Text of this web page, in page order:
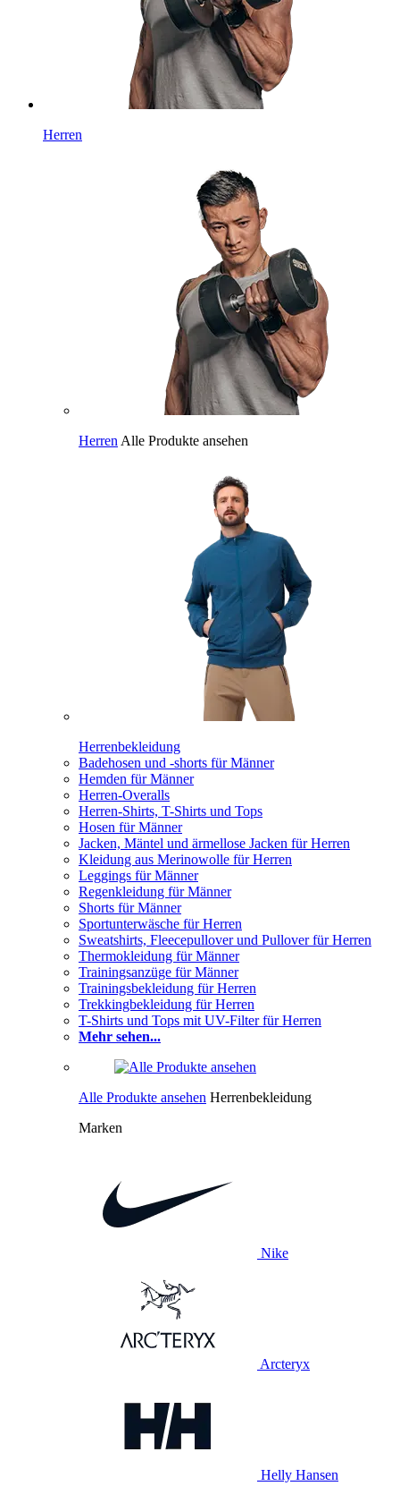
Herren
Herren Alle Produkte ansehen
Herrenbekleidung
Badehosen und -shorts für Männer
Hemden für Männer
Herren-Overalls
Herren-Shirts, T-Shirts und Tops
Hosen für Männer
Jacken, Mäntel und ärmellose Jacken für Herren
Kleidung aus Merinowolle für Herren
Leggings für Männer
Regenkleidung für Männer
Shorts für Männer
Sportunterwäsche für Herren
Sweatshirts, Fleecepullover und Pullover für Herren
Thermokleidung für Männer
Trainingsanzüge für Männer
Trainingsbekleidung für Herren
Trekkingbekleidung für Herren
T-Shirts und Tops mit UV-Filter für Herren
Mehr sehen...
Alle Produkte ansehen Herrenbekleidung
Marken
Nike
Arcteryx
Helly Hansen